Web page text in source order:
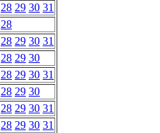
28 29 30 31
28
28 29 30 31
28 29 30
28 29 30 31
28 29 30
28 29 30 31
28 29 30 31